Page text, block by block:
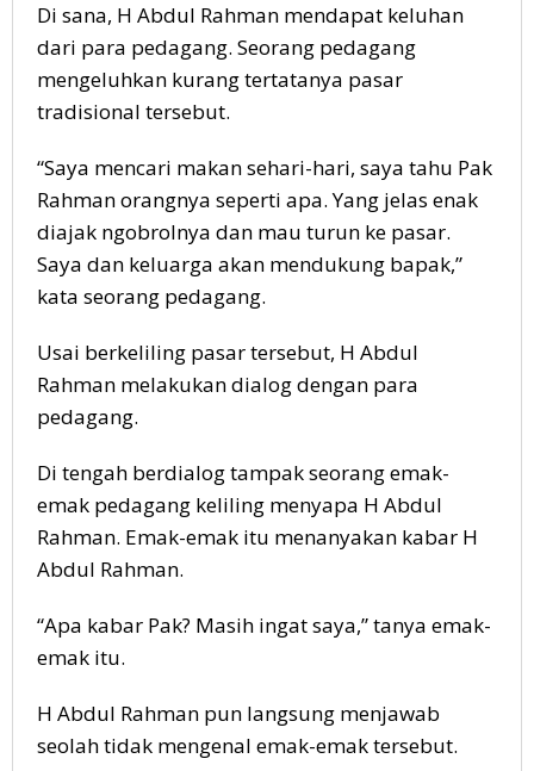
Di sana, H Abdul Rahman mendapat keluhan
dari para pedagang. Seorang pedagang
mengeluhkan kurang tertatanya pasar
tradisional tersebut.
“Saya mencari makan sehari-hari, saya tahu Pak
Rahman orangnya seperti apa. Yang jelas enak
diajak ngobrolnya dan mau turun ke pasar.
Saya dan keluarga akan mendukung bapak,”
kata seorang pedagang.
Usai berkeliling pasar tersebut, H Abdul
Rahman melakukan dialog dengan para
pedagang.
Di tengah berdialog tampak seorang emak-
emak pedagang keliling menyapa H Abdul
Rahman. Emak-emak itu menanyakan kabar H
Abdul Rahman.
“Apa kabar Pak? Masih ingat saya,” tanya emak-
emak itu.
H Abdul Rahman pun langsung menjawab
seolah tidak mengenal emak-emak tersebut.